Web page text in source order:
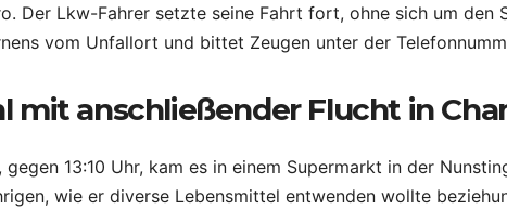
Der Lkw-Fahrer setzte seine Fahrt fort, ohne sich um den
vom Unfallort und bittet Zeugen unter der
mit anschließender Flucht in
13:10 Uhr, kam es in einem Supermarkt in der
wie er diverse Lebensmittel entwenden wollte